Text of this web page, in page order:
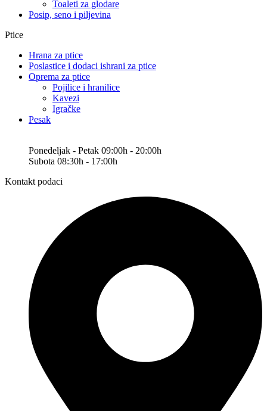
Toaleti za glodare
Posip, seno i piljevina
Ptice
Hrana za ptice
Poslastice i dodaci ishrani za ptice
Oprema za ptice
Pojilice i hranilice
Kavezi
Igračke
Pesak
Ponedeljak - Petak 09:00h - 20:00h
Subota 08:30h - 17:00h
Kontakt podaci